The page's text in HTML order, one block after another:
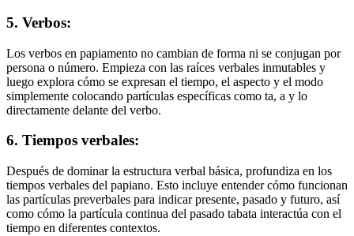
5. Verbos:
Los verbos en papiamento no cambian de forma ni se conjugan por
persona o número. Empieza con las raíces verbales inmutables y
luego explora cómo se expresan el tiempo, el aspecto y el modo
simplemente colocando partículas específicas como ta, a y lo
directamente delante del verbo.
6. Tiempos verbales:
Después de dominar la estructura verbal básica, profundiza en los
tiempos verbales del papiano. Esto incluye entender cómo funcionan
las partículas preverbales para indicar presente, pasado y futuro, así
como cómo la partícula continua del pasado tabata interactúa con el
tiempo en diferentes contextos.